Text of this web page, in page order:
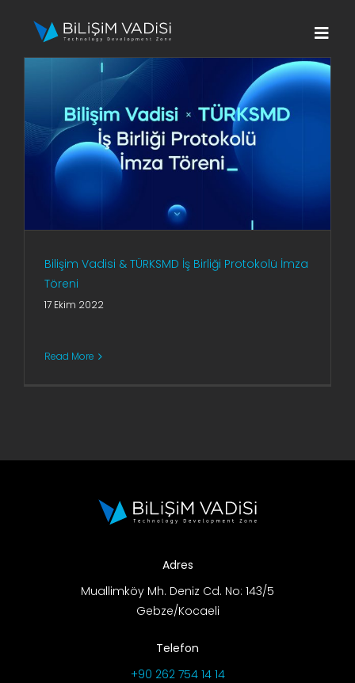
Markalar
Basın
İletişim
Bilişim Vadisi & TÜRKSMD İş Birliği Protokolü İmza
Töreni
17 Ekim 2022
Read More
Adres
Muallimköy Mh. Deniz Cd. No: 143/5
Gebze/Kocaeli
Telefon
+90 262 754 14 14